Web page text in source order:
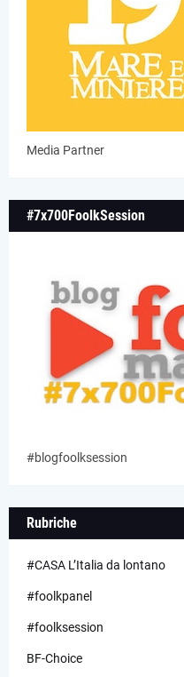
Media Partner
#7x700FoolkSession
#blogfoolksession
Rubriche
#CASA L’Italia da lontano
#foolkpanel
#foolksession
BF-Choice